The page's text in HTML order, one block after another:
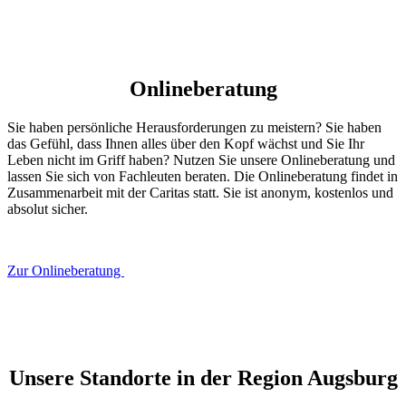
Onlineberatung
Sie haben persönliche Herausforderungen zu meistern? Sie haben
das Gefühl, dass Ihnen alles über den Kopf wächst und Sie Ihr
Leben nicht im Griff haben? Nutzen Sie unsere Onlineberatung und
lassen Sie sich von Fachleuten beraten. Die Onlineberatung findet in
Zusammenarbeit mit der Caritas statt. Sie ist anonym, kostenlos und
absolut sicher.
Zur Onlineberatung
Unsere Standorte in der Region Augsburg